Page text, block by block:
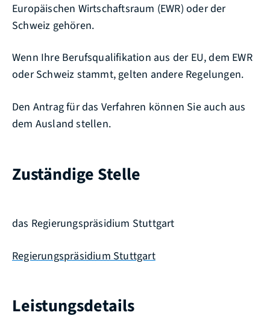
Europäischen Wirtschaftsraum (EWR) oder der
Schweiz gehören.
Wenn Ihre Berufsqualifikation aus der EU, dem EWR
oder Schweiz stammt, gelten andere Regelungen.
Den Antrag für das Verfahren können Sie auch aus
dem Ausland stellen.
Zuständige Stelle
das Regierungspräsidium Stuttgart
Regierungspräsidium Stuttgart
Leistungsdetails